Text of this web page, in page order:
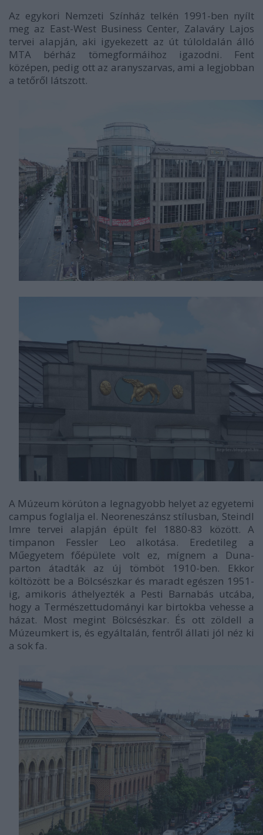
Az egykori Nemzeti Színház telkén 1991-ben nyílt
meg az East-West Business Center, Zalaváry Lajos
tervei alapján, aki igyekezett az út túloldalán álló
MTA bérház tömegformáihoz igazodni. Fent
középen, pedig ott az aranyszarvas, ami a legjobban
a tetőről látszott.
A Múzeum körúton a legnagyobb helyet az egyetemi
campus foglalja el. Neoreneszánsz stílusban, Steindl
Imre tervei alapján épült fel 1880-83 között. A
timpanon Fessler Leo alkotása. Eredetileg a
Műegyetem főépülete volt ez, mígnem a Duna-
parton átadták az új tömböt 1910-ben. Ekkor
költözött be a Bölcsészkar és maradt egészen 1951-
ig, amikoris áthelyezték a Pesti Barnabás utcába,
hogy a Természettudományi kar birtokba vehesse a
házat. Most megint Bölcsészkar. És ott zöldell a
Múzeumkert is, és egyáltalán, fentről állati jól néz ki
a sok fa.